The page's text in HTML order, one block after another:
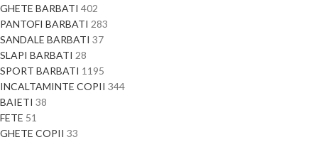
GHETE BARBATI 402
PANTOFI BARBATI 283
SANDALE BARBATI 37
SLAPI BARBATI 28
SPORT BARBATI 1195
INCALTAMINTE COPII 344
BAIETI 38
FETE 51
GHETE COPII 33